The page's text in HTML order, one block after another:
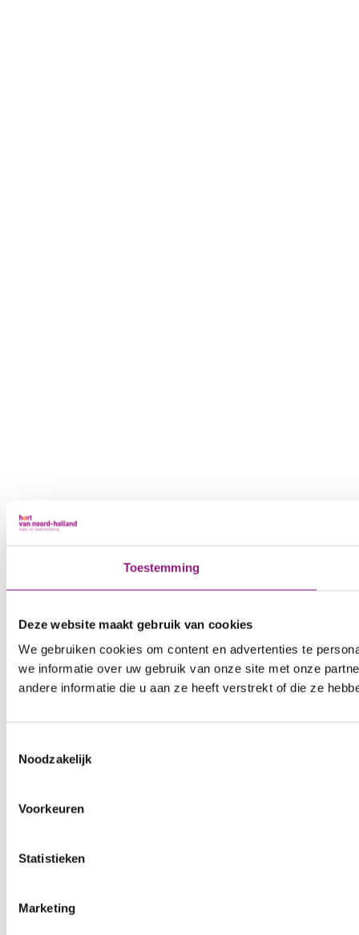
Toestemming
Deze website maakt gebruik van cookies
We gebruiken cookies om content en advertenties te
we informatie over uw gebruik van onze site met onze
andere informatie die u aan ze heeft verstrekt of die ze
Noodzakelijk
Voorkeuren
Statistieken
Marketing